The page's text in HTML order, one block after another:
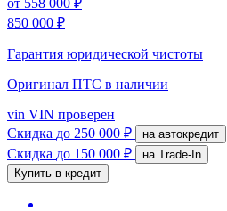
850 000 ₽
Гарантия юридической чистоты
Оригинал ПТС в наличии
vin VIN проверен
Скидка до 250 000 ₽ на автокредит
Скидка до 150 000 ₽
на Trade-In
Купить в кредит